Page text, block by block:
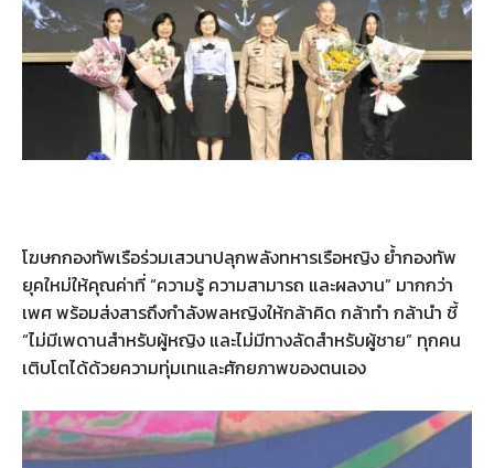
โฆษกกองทัพเรือร่วมเสวนาปลุกพลังทหารเรือหญิง ย้ำกองทัพ
ยุคใหม่ให้คุณค่าที่ “ความรู้ ความสามารถ และผลงาน” มากกว่า
เพศ พร้อมส่งสารถึงกำลังพลหญิงให้กล้าคิด กล้าทำ กล้านำ ชี้
“ไม่มีเพดานสำหรับผู้หญิง และไม่มีทางลัดสำหรับผู้ชาย” ทุกคน
เติบโตได้ด้วยความทุ่มเทและศักยภาพของตนเอง